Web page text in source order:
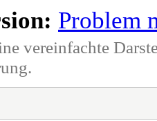
Problem
vereinfachte